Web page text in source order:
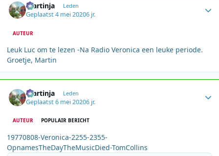
martinja Leden
Geplaatst4 mei 20206 jr.
AUTEUR
Leuk Luc om te lezen -Na Radio Veronica een leuke periode.
Groetje, Martin
martinja Leden
Geplaatst6 mei 20206 jr.
AUTEUR POPULAIR BERICHT
19770808-Veronica-2255-2355-
OpnamesTheDayTheMusicDied-TomCollins